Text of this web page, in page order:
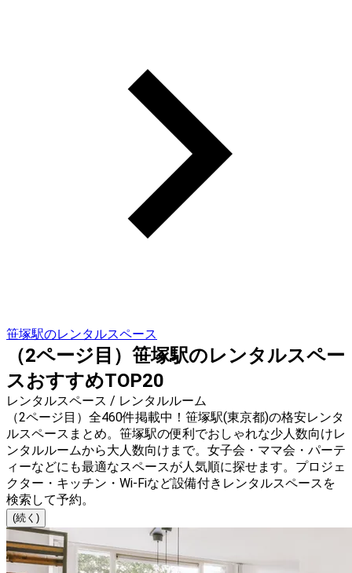
笹塚駅のレンタルスペース
（2ページ目）笹塚駅のレンタルスペー
スおすすめTOP20
レンタルスペース / レンタルルーム
（2ページ目）全460件掲載中！笹塚駅(東京都)の格安レンタ
ルスペースまとめ。笹塚駅の便利でおしゃれな少人数向けレ
ンタルルームから大人数向けまで。女子会・ママ会・パーテ
ィーなどにも最適なスペースが人気順に探せます。プロジェ
クター・キッチン・Wi-Fiなど設備付きレンタルスペースを
検索して予約。
(続く)